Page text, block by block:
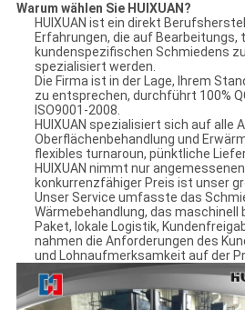
Warum wählen Sie HUIXUAN?
HUIXUAN ist ein direkt
Erfahrungen, die auf Bearbeitungs,
kundenspezifischen Schmiedens
spezialisiert werden.
Die Firma ist in der Lage, Ihrem
zu entsprechen, durchführt 100%
ISO9001-2008.
HUIXUAN spezialisiert sich auf alle
Oberflächenbehandlung und
flexibles turnaroun, pünktliche
HUIXUAN nimmt nur
konkurrenzfähiger Preis ist unser
Unser Service umfasste das
Wärmebehandlung, das maschinell
Paket, lokale Logistik,
nahmen die Anforderungen des
und Lohnaufmerksamkeit auf der